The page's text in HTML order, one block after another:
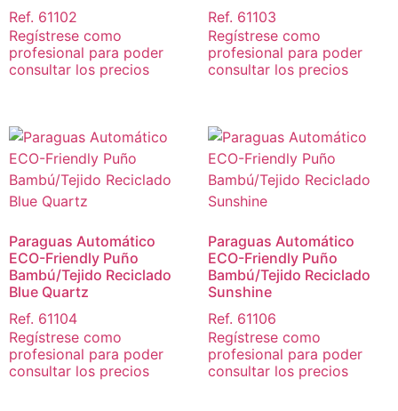
Ref. 61102
Regístrese como
profesional para poder
consultar los precios
Ref. 61103
Regístrese como
profesional para poder
consultar los precios
Paraguas Automático
ECO-Friendly Puño
Bambú/Tejido Reciclado
Blue Quartz
Ref. 61104
Regístrese como
profesional para poder
consultar los precios
Paraguas Automático
ECO-Friendly Puño
Bambú/Tejido Reciclado
Sunshine
Ref. 61106
Regístrese como
profesional para poder
consultar los precios